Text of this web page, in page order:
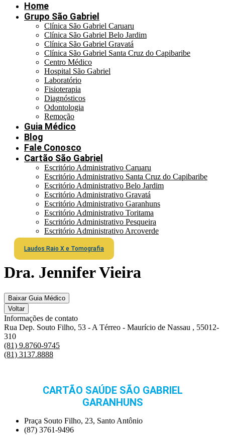
Home
Grupo São Gabriel
Clínica São Gabriel Caruaru
Clínica São Gabriel Belo Jardim
Clínica São Gabriel Gravatá
Clínica São Gabriel Santa Cruz do Capibaribe
Centro Médico
Hospital São Gabriel
Laboratório
Fisioterapia
Diagnósticos
Odontologia
Remoção
Guia Médico
Blog
Fale Conosco
Cartão São Gabriel
Escritório Administrativo Caruaru
Escritório Administrativo Santa Cruz do Capibaribe
Escritório Administrativo Belo Jardim
Escritório Administrativo Gravatá
Escritório Administrativo Garanhuns
Escritório Administrativo Toritama
Escritório Administrativo Pesqueira
Escritório Administrativo Arcoverde
Laudos Raio X e Tomografia
Dra. Jennifer Vieira
Baixar Guia Médico
Voltar
Informações de contato
Rua Dep. Souto Filho, 53 - A Térreo - Maurício de Nassau , 55012-
310
(81) 9.8760-9745
(81) 3137.8888
CARTÃO SAÚDE SÃO GABRIEL
GARANHUNS
Praça Souto Filho, 23, Santo Antônio
(87) 3761-9496